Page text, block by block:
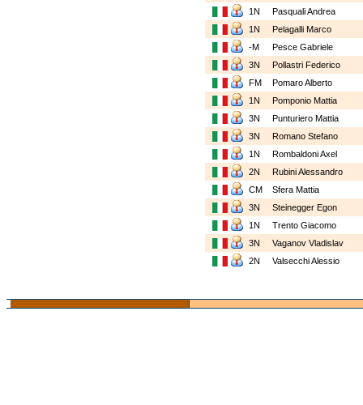
1N
Pasquali Andrea
1N
Pelagalli Marco
-M
Pesce Gabriele
3N
Pollastri Federico
FM
Pomaro Alberto
1N
Pomponio Mattia
3N
Punturiero Mattia
3N
Romano Stefano
1N
Rombaldoni Axel
2N
Rubini Alessandro
CM
Sfera Mattia
3N
Steinegger Egon
1N
Trento Giacomo
3N
Vaganov Vladislav
2N
Valsecchi Alessio